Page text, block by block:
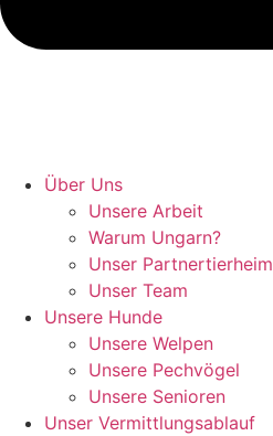
Über Uns
Unsere Arbeit
Warum Ungarn?
Unser Partnertierheim
Unser Team
Unsere Hunde
Unsere Welpen
Unsere Pechvögel
Unsere Senioren
Unser Vermittlungsablauf